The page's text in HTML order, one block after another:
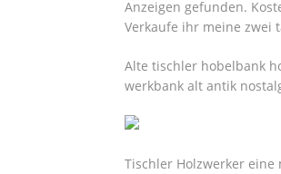
Anzeigen gefunden.
Verkaufe ihr meine zwei
Alte tischler hobelbank
werkbank alt antik
Tischler Holzwerker